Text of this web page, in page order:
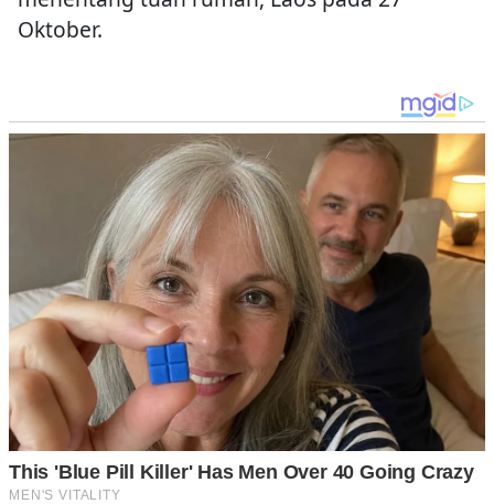
Oktober.